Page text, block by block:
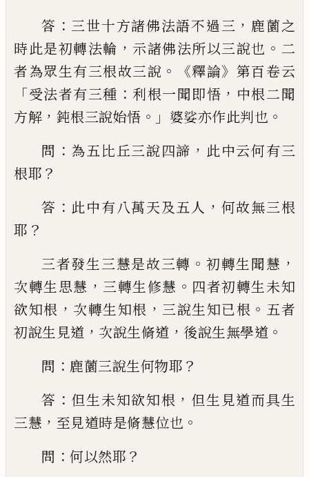
答 ： 三世十方諸佛法語不過三 ， 鹿薗之
時此是初轉法輪 ， 示諸佛法所以三說也 。 二
者為眾生有三根故三說 。《釋論》 第百卷云
「受法者有三種 ：利根一聞即悟 ， 中根二聞
方解 ， 鈍根三說始悟 。」 婆娑亦作此判也 。
問 ： 為五比丘三說四諦 ， 此中云何有三
根耶 ？
答 ： 此中有八萬天及五人 ， 何故無三根
耶 ？
三者發生三慧是故三轉 。 初轉生聞慧 ，
次轉生思慧 ， 三轉生修慧 。 四者初轉生未知
欲知根 ， 次轉生知根 ， 三說生知已根 。 五者
初說生見道 ， 次說生脩道 ， 後說生無學道 。
問 ： 鹿薗三說生何物耶 ？
答 ： 但生未知欲知根 ， 但生見道而具生
三慧 ， 至見道時是脩慧位也 。
問 ： 何以然耶 ？